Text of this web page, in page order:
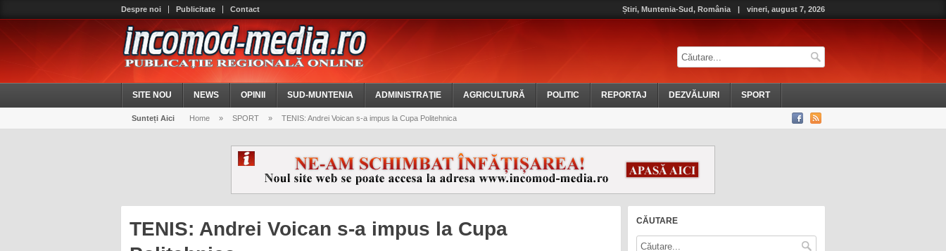
Despre noi Publicitate Contact Știri, Muntenia-Sud, România | vineri, august 7, 2026
SITE NOU NEWS OPINII SUD-MUNTENIA ADMINISTRAŢIE AGRICULTURĂ POLITIC REPORTAJ DEZVĂLUIRI SPORT
Sunteți Aici Home » SPORT » TENIS: Andrei Voican s-a impus la Cupa Politehnica
TENIS: Andrei Voican s-a impus la Cupa
CĂUTARE